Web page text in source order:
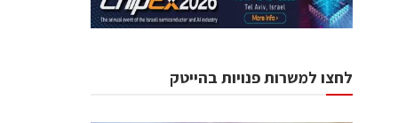
לחצו למשרות פנויות בהייטק